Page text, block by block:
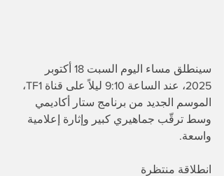
سينطلق مساء اليوم السبت 18 أكتوبر
2025، عند الساعة 9:10 ليلاً على قناة TF1،
الموسم الجديد من برنامج ستار أكاديمي
وسط ترقّب جماهيري كبير وإثارة إعلامية
واسعة.
انطلاقة منتظرة